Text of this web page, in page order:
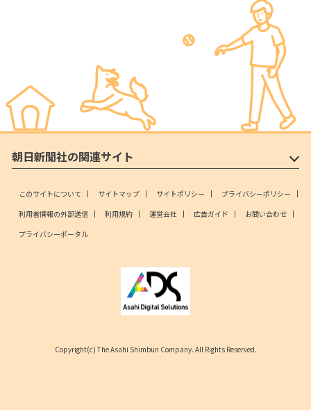
朝日新聞社の関連サイト
このサイトについて サイトマップ サイトポリシー
プライバシーポリシー
利用者情報の外部送信
利用規約 運営会社 広告ガイド
お問い合わせ
プライバシーポータル
Copyright(c) The Asahi Shimbun Company. All Rights Reserved.